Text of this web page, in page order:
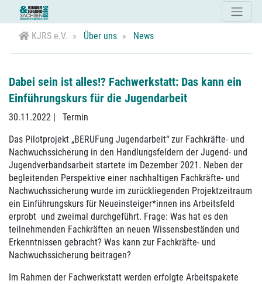
KJRS e.V. Über uns News
Dabei sein ist alles!? Fachwerkstatt: Das kann ein
Einführungskurs für die Jugendarbeit
30.11.2022
Termin
Das Pilotprojekt „BERUFung Jugendarbeit“ zur Fachkräfte- und
Nachwuchssicherung in den Handlungsfeldern der Jugend- und
Jugendverbandsarbeit startete im Dezember 2021. Neben der
begleitenden Perspektive einer nachhaltigen Fachkräfte- und
Nachwuchssicherung wurde im zurückliegenden Projektzeitraum
ein Einführungskurs für Neueinsteiger*innen ins Arbeitsfeld
erprobt und zweimal durchgeführt. Frage: Was hat es den
teilnehmenden Fachkräften an neuen Wissensbeständen und
Erkenntnissen gebracht? Was kann zur Fachkräfte- und
Nachwuchssicherung beitragen?
Im Rahmen der Fachwerkstatt werden erfolgte Arbeitspakete